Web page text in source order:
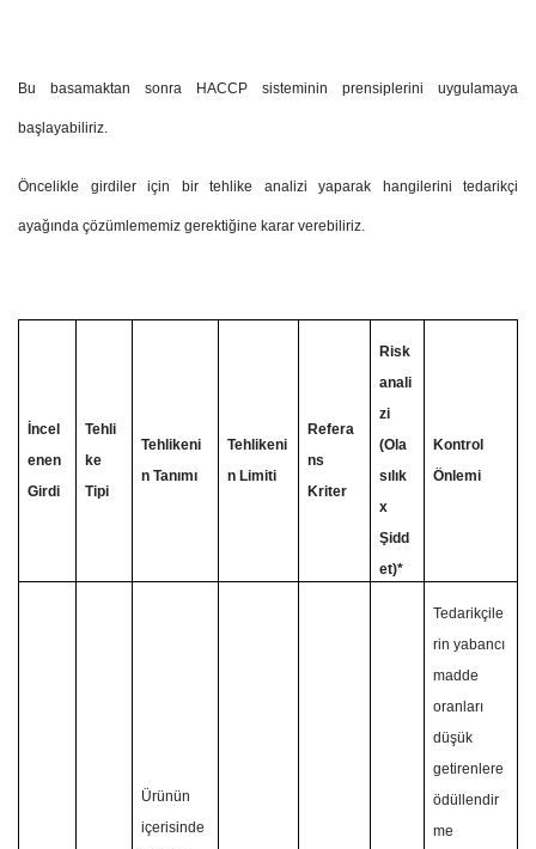
Bu basamaktan sonra HACCP sisteminin prensiplerini uygulamaya
başlayabiliriz.
Öncelikle girdiler için bir tehlike analizi yaparak hangilerini tedarikçi
ayağında çözümlememiz gerektiğine karar verebiliriz.
İncel
enen
Girdi
Tehli
ke
Tipi
Tehlikeni
n Tanımı
Tehlikeni
n Limiti
Refera
ns
Kriter
Risk
anali
zi
(Ola
sılık
x
Şidd
et)*
Kontrol
Önlemi
Ürünün
içerisinde
Tedarikçile
rin yabancı
madde
oranları
düşük
getirenlere
ödüllendir
me